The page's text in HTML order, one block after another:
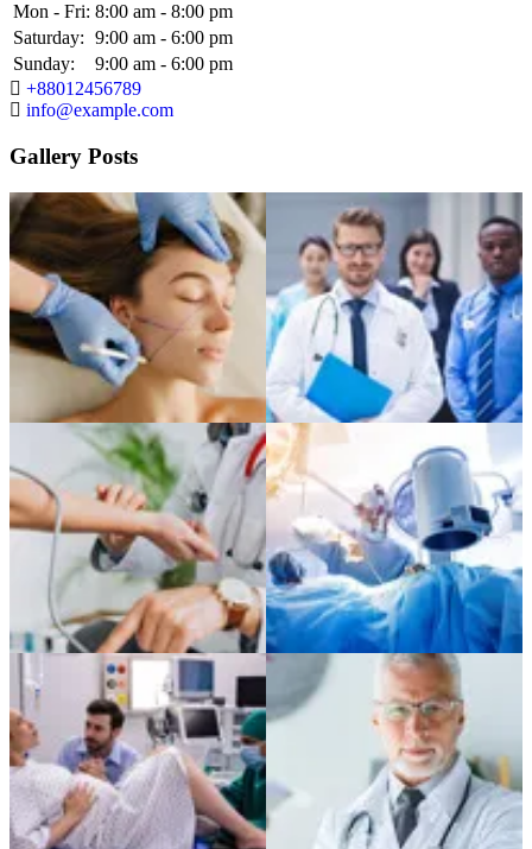
Mon - Fri: 8:00 am - 8:00 pm
Saturday: 9:00 am - 6:00 pm
Sunday:
9:00 am - 6:00 pm
+88012456789
info@example.com
Gallery Posts